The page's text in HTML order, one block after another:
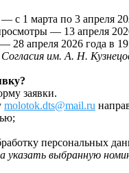
с 1 марта по 3 апреля
— 13 апреля
28 апреля 2026 года в
им. А. Н.
заявки.
molotok.dts@mail.ru
персональных
указать выбранную